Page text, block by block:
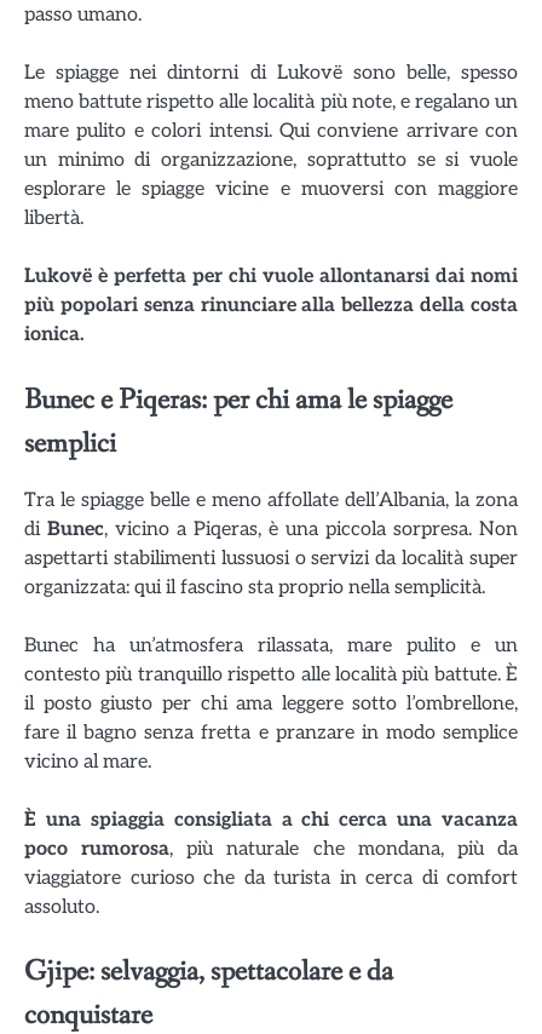
passo umano.
Le spiagge nei dintorni di Lukovë sono belle, spesso
meno battute rispetto alle località più note, e regalano un
mare pulito e colori intensi. Qui conviene arrivare con
un minimo di organizzazione, soprattutto se si vuole
esplorare le spiagge vicine e muoversi con maggiore
libertà.
Lukovë è perfetta per chi vuole allontanarsi dai nomi
più popolari senza rinunciare alla bellezza della costa
ionica.
Bunec e Piqeras: per chi ama le spiagge
semplici
Tra le spiagge belle e meno affollate dell’Albania, la zona
di Bunec, vicino a Piqeras, è una piccola sorpresa. Non
aspettarti stabilimenti lussuosi o servizi da località super
organizzata: qui il fascino sta proprio nella semplicità.
Bunec ha un’atmosfera rilassata, mare pulito e un
contesto più tranquillo rispetto alle località più battute. È
il posto giusto per chi ama leggere sotto l’ombrellone,
fare il bagno senza fretta e pranzare in modo semplice
vicino al mare.
È una spiaggia consigliata a chi cerca una vacanza
poco rumorosa, più naturale che mondana, più da
viaggiatore curioso che da turista in cerca di comfort
assoluto.
Gjipe: selvaggia, spettacolare e da
conquistare